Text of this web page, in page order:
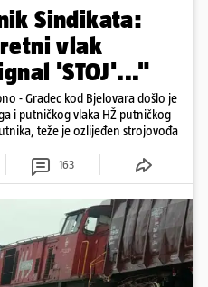
Sindikata:
vlak
'STOJ'..."
- Gradec kod Bjelovara došlo je
i putničkog vlaka HŽ putničkog
teže je ozlijeđen strojovođa
163